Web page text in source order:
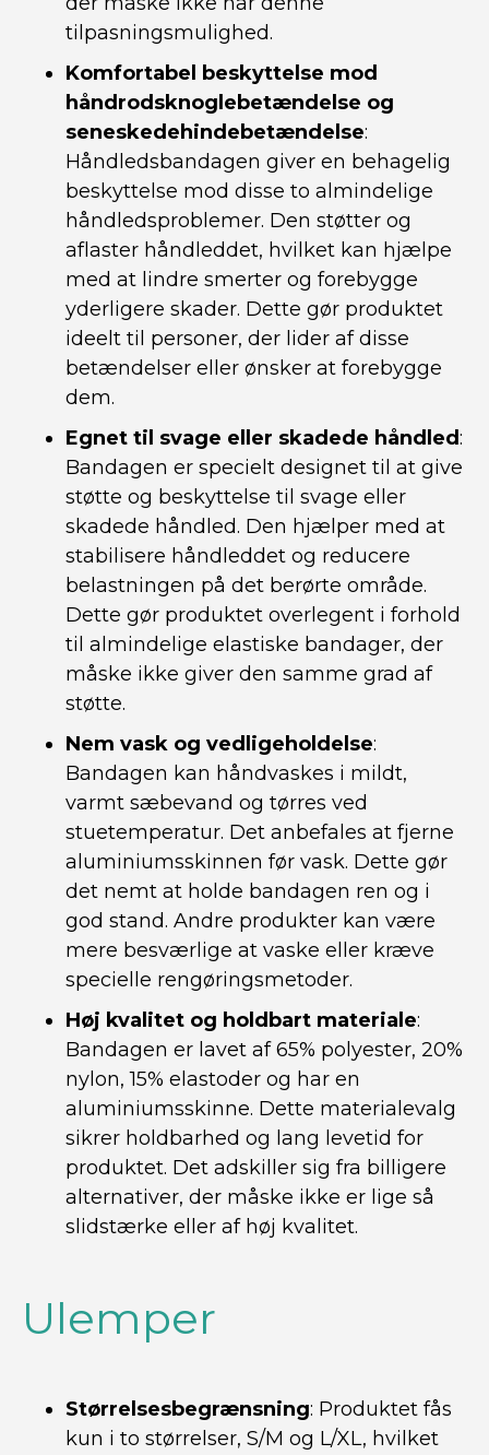
tilpasningsmulighed.
Komfortabel beskyttelse mod
håndrodsknoglebetændelse og
seneskedehindebetændelse:
Håndledsbandagen giver en behagelig
beskyttelse mod disse to almindelige
håndledsproblemer. Den støtter og
aflaster håndleddet, hvilket kan hjælpe
med at lindre smerter og forebygge
yderligere skader. Dette gør produktet
ideelt til personer, der lider af disse
betændelser eller ønsker at forebygge
dem.
Egnet til svage eller skadede håndled:
Bandagen er specielt designet til at give
støtte og beskyttelse til svage eller
skadede håndled. Den hjælper med at
stabilisere håndleddet og reducere
belastningen på det berørte område.
Dette gør produktet overlegent i forhold
til almindelige elastiske bandager, der
måske ikke giver den samme grad af
støtte.
Nem vask og vedligeholdelse:
Bandagen kan håndvaskes i mildt,
varmt sæbevand og tørres ved
stuetemperatur. Det anbefales at fjerne
aluminiumsskinnen før vask. Dette gør
det nemt at holde bandagen ren og i
god stand. Andre produkter kan være
mere besværlige at vaske eller kræve
specielle rengøringsmetoder.
Høj kvalitet og holdbart materiale:
Bandagen er lavet af 65% polyester, 20%
nylon, 15% elastoder og har en
aluminiumsskinne. Dette materialevalg
sikrer holdbarhed og lang levetid for
produktet. Det adskiller sig fra billigere
alternativer, der måske ikke er lige så
slidstærke eller af høj kvalitet.
Ulemper
Størrelsesbegrænsning: Produktet fås
kun i to størrelser, S/M og L/XL, hvilket